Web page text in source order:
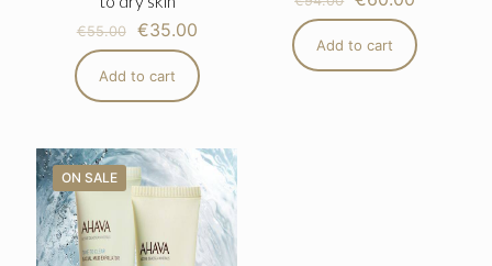
€55.00 €35.00
Add to cart
Add to cart
ON SALE